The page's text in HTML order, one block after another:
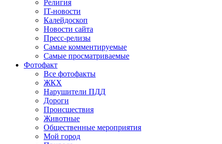
Религия
IT-новости
Калейдоскоп
Новости сайта
Пресс-релизы
Самые комментируемые
Самые просматриваемые
Фотофакт
Все фотофакты
ЖКХ
Нарушители ПДД
Дороги
Происшествия
Животные
Общественные мероприятия
Мой город